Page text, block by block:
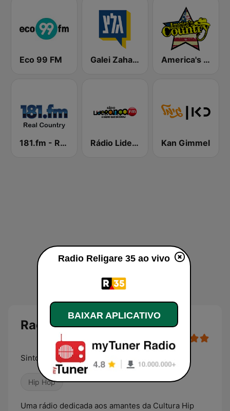
Eco 99 FM Galei Zahal (גלי צה"ל) America's Country
181.fm - Real Country Rádio Liderança FM Kan Gimmel
Radio Religare 35
Sintonize-Se
Hip Hop
Uma rádio dedicada aos amantes da Cultura Hip
Radio Religare 35 ao vivo
BAIXAR APLICATIVO